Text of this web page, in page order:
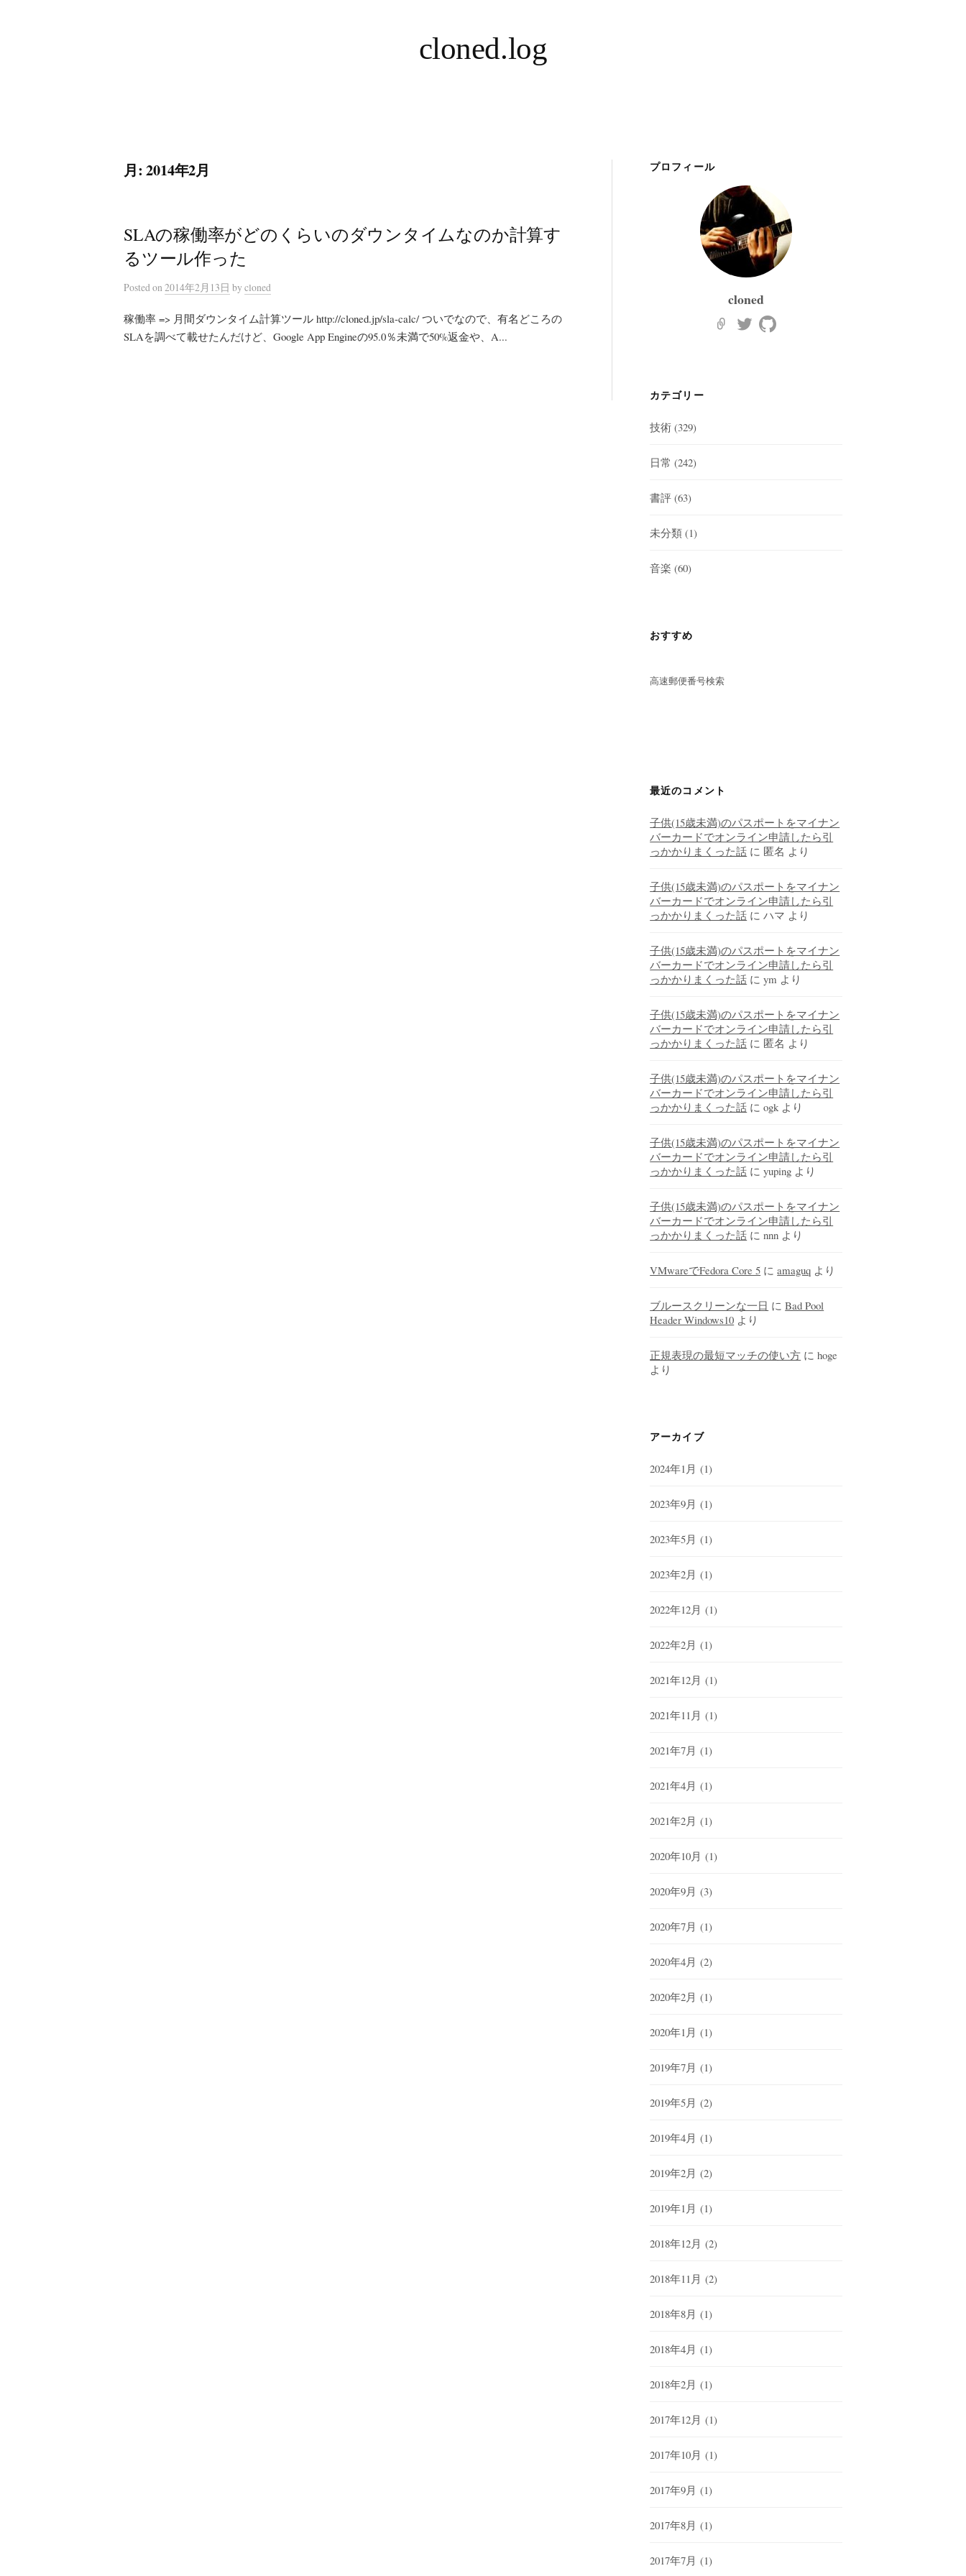
ッ
cloned.log
月:2014年2月
SLAの稼働率がどのくらいのダウンタイムなのか計算す
るツール作った
Postedon 2014年2月13日 by cloned
稼働率 => 月間ダウンタイム計算ツール http://cloned.jp/sla-calc/ ついでなので、有名どころの
SLAを調べて載せたんだけど、Google App Engineの95.0％未満で50%返金や、A...
プロフィール
cloned
カテゴリー
技術 (329)
日常 (242)
書評 (63)
未分類 (1)
音楽 (60)
おすすめ
高速郵便番号検索
最近のコメント
子供(15歳未満)のパスポートをマイナン
バーカードでオンライン申請したら引
っかかりまくった話 に 匿名 より
子供(15歳未満)のパスポートをマイナン
バーカードでオンライン申請したら引
っかかりまくった話 にハマ より
子供(15歳未満)のパスポートをマイナン
バーカードでオンライン申請したら引
っかかりまくった話 にym より
子供(15歳未満)のパスポートをマイナン
バーカードでオンライン申請したら引
っかかりまくった話 に 匿名 より
子供(15歳未満)のパスポートをマイナン
バーカードでオンライン申請したら引
っかかりまくった話 にogk より
子供(15歳未満)のパスポートをマイナン
バーカードでオンライン申請したら引
っかかりまくった話 にyuping より
子供(15歳未満)のパスポートをマイナン
バーカードでオンライン申請したら引
っかかりまくった話 にnnn より
VMwareでFedora Core 5 にamaguq より
ブルースクリーンな一日 にBad Pool
Header Windows10 より
正規表現の最短マッチの使い方 にhoge
より
アーカイブ
2024年1月 (1)
2023年9月 (1)
2023年5月 (1)
2023年2月 (1)
2022年12月 (1)
2022年2月 (1)
2021年12月 (1)
2021年11月 (1)
2021年7月 (1)
2021年4月 (1)
2021年2月 (1)
2020年10月 (1)
2020年9月 (3)
2020年7月 (1)
2020年4月 (2)
2020年2月 (1)
2020年1月 (1)
2019年7月 (1)
2019年5月 (2)
2019年4月 (1)
2019年2月 (2)
2019年1月 (1)
2018年12月 (2)
2018年11月 (2)
2018年8月 (1)
2018年4月 (1)
2018年2月 (1)
2017年12月 (1)
2017年10月 (1)
2017年9月 (1)
2017年8月 (1)
2017年7月 (1)